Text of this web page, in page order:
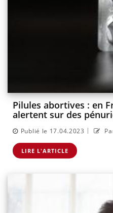
Pilules abortives : en
alertent sur des
Publié le 17.04.2023 |
LIRE L'ARTICLE